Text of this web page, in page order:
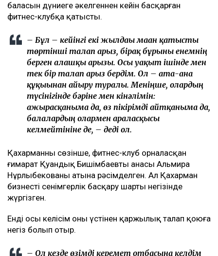
баласын дүниеге әкелгеннен кейін басқарған
фитнес-клубқа қатысты.
– Бұл – кейінгі екі жылдағы маған қатысты
төртінші талап арыз, бірақ бұрынғы енемнің
берген алғашқы арызы. Осы уақыт ішінде мен
тек бір талап арыз бердім. Ол – ата-ана
құқығынан айыру туралы. Меніңше, олардың
түсінігінде бәріне мен кінәлімін:
ажырасқаныма да, өз пікірімді айтқаныма да,
балалардың олармен араласқысы
келмейтініне де, – деді ол.
Қахарманның сөзінше, фитнес-клуб орналасқан
ғимарат Қуандық Бишімбаевтың анасы Альмира
Нұрлыбекованың атына рәсімделген. Ал Қахарман
бизнесті сенімгерлік басқару шарты негізінде
жүргізген.
Енді осы келісім оның үстінен қаржылық талап қоюға
негіз болып отыр.
– Ол кезде өзімді керемет отбасына келдім